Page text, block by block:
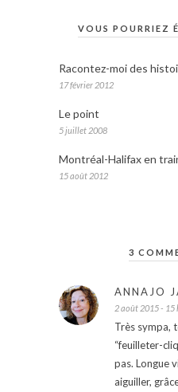
VOUS POURRIEZ
Racontez-moi des
17 février 2012
Le point
5 juillet 2008
Montréal-Halifax en
15 août 2012
3
ANNAJO
2 août 2015 - 15
Très sympa,
“feuilleter-
pas. Longue
aiguiller,